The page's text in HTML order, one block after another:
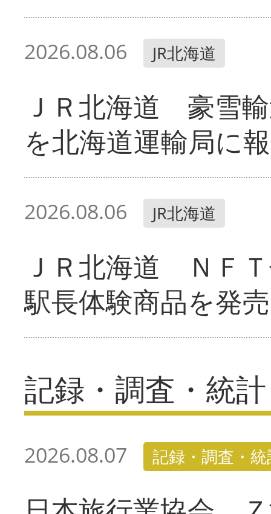
2026.08.06 JR北海道
ＪＲ北海道 豪雪
を北海道運輸局に
2026.08.06 JR北海道
ＪＲ北海道 ＮＦ
駅長体験商品を発売
記録・調査・統計
2026.08.07 記録・調査・